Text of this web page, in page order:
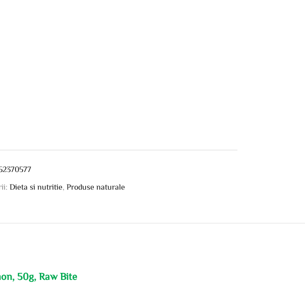
Dieta si nutritie ,Produse naturale
50g, Raw Bite